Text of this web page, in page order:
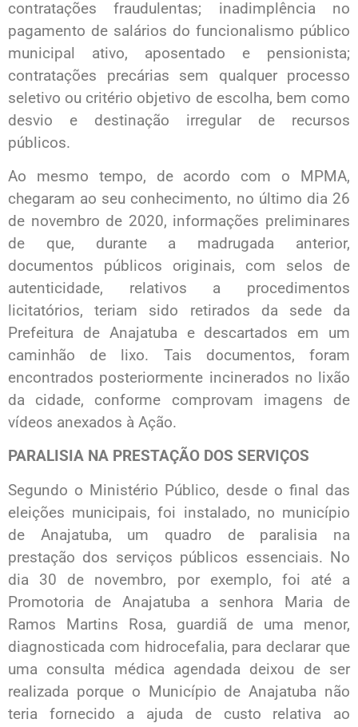
contratações fraudulentas; inadimplência no
pagamento de salários do funcionalismo público
municipal ativo, aposentado e pensionista;
contratações precárias sem qualquer processo
seletivo ou critério objetivo de escolha, bem como
desvio e destinação irregular de recursos
públicos.
Ao mesmo tempo, de acordo com o MPMA,
chegaram ao seu conhecimento, no último dia 26
de novembro de 2020, informações preliminares
de que, durante a madrugada anterior,
documentos públicos originais, com selos de
autenticidade, relativos a procedimentos
licitatórios, teriam sido retirados da sede da
Prefeitura de Anajatuba e descartados em um
caminhão de lixo. Tais documentos, foram
encontrados posteriormente incinerados no lixão
da cidade, conforme comprovam imagens de
vídeos anexados à Ação.
PARALISIA NA PRESTAÇÃO DOS SERVIÇOS
Segundo o Ministério Público, desde o final das
eleições municipais, foi instalado, no município
de Anajatuba, um quadro de paralisia na
prestação dos serviços públicos essenciais. No
dia 30 de novembro, por exemplo, foi até a
Promotoria de Anajatuba a senhora Maria de
Ramos Martins Rosa, guardiã de uma menor,
diagnosticada com hidrocefalia, para declarar que
uma consulta médica agendada deixou de ser
realizada porque o Município de Anajatuba não
teria fornecido a ajuda de custo relativa ao